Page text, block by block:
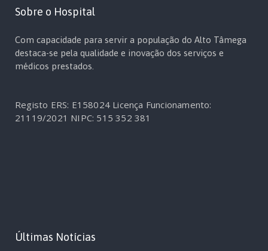
Sobre o Hospital
Com capacidade para servir a população do Alto Tâmega
destaca-se pela qualidade e inovação dos serviços e
médicos prestados.
Registo ERS: E158024 Licença Funcionamento:
21119/2021 NIPC: 515 352 381
Últimas Notícias